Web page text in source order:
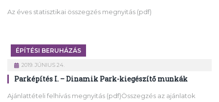
Az éves statisztikai összegzés megnyitás (pdf)
ÉPÍTÉSI BERUHÁZÁS
2019. JÚNIUS 24.
Parképítés I. – Dinamik Park-kiegészítő munkák
Ajánlattételi felhívás megnyitás (pdf)Összegzés az ajánlatok